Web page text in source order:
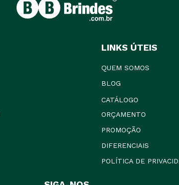
LINKS ÚTEIS
QUEM SOMOS
BLOG
CATÁLOGO
ORÇAMENTO
PROMOÇÃO
DIFERENCIAIS
POLÍTICA DE